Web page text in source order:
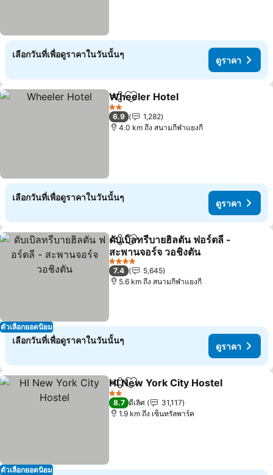
เลือกวันที่เพื่อดูราคาในวันนั้นๆ
ดูราคา
แชร์ เพิ่มในรายการโปรด
Wheeler Hotel
2 ดาว
6.9
1,282
4.0 km ถึง สนามกีฬาแยงกี
เลือกวันที่เพื่อดูราคาในวันนั้นๆ
ดูราคา
ตัวเลือกยอดนิยม
แชร์ เพิ่มในรายการโปรด
ดับเบิลทรีบายฮิลตัน ฟอร์ตลี -
สะพานจอร์จ วอชิงตัน
4 ดาว
7.4
5,645
5.6 km ถึง สนามกีฬาแยงกี
เลือกวันที่เพื่อดูราคาในวันนั้นๆ
ดูราคา
ตัวเลือกยอดนิยม
แชร์ เพิ่มในรายการโปรด
HI New York City Hostel
2 ดาว
8.7 ดีเลิศ
31,117
1.9 km ถึง เซ็นทรัลพาร์ค